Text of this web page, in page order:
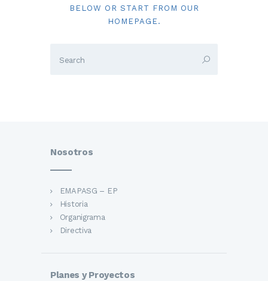
BELOW OR START FROM OUR
HOMEPAGE .
Nosotros
EMAPASG – EP
Historia
Organigrama
Directiva
Planes y Proyectos